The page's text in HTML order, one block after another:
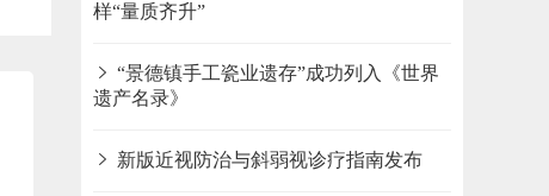
样“量质齐升”
“景德镇手工瓷业遗存”成功列入《世界
遗产名录》
新版近视防治与斜弱视诊疗指南发布